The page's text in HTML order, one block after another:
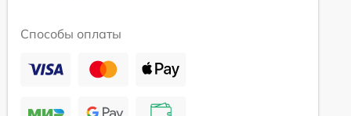
Способы оплаты